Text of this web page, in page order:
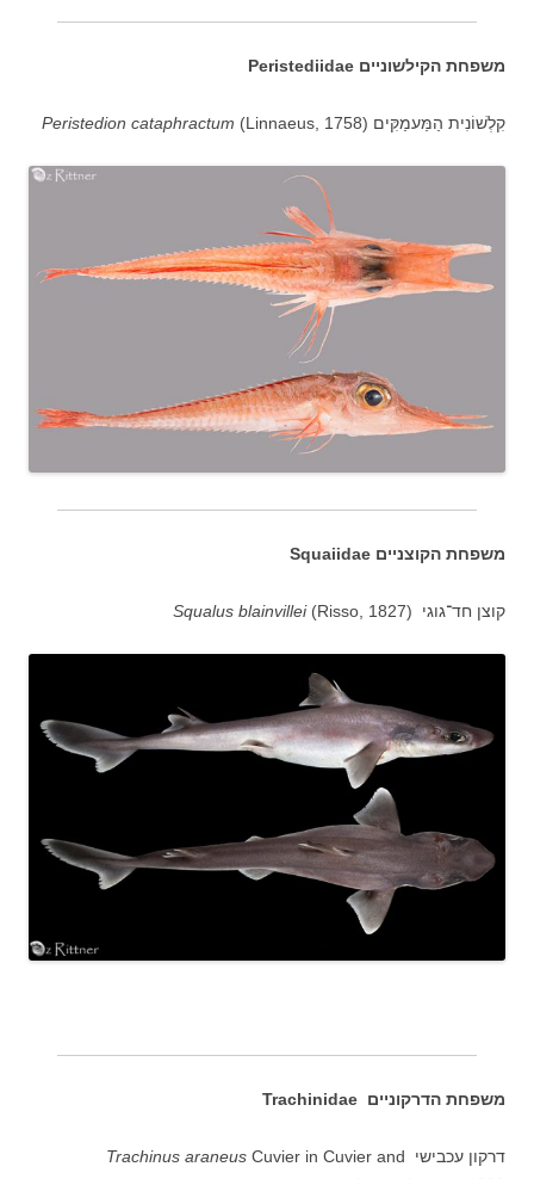
משפחת הקילשוניים Peristediidae
קִלְשׁוֹנִית הַמַּעמַקִּים (
Peristedion cataphractum (Linnaeus, 1758
משפחת הקוצניים Squaiidae
קוצן חד־גוגי ( Squalus blainvillei(Risso, 1827
משפחת הדרקוניים Trachinidae
דרקון עכבישי
Cuvier in Cuvier and